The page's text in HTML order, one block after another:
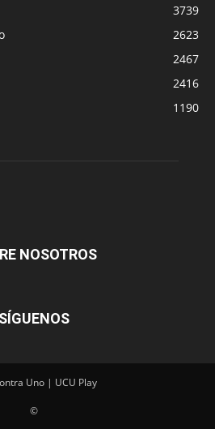
3739
2623
2467
2416
1190
NOSOTROS
SÍGUENOS
Uno | UCU Play
©